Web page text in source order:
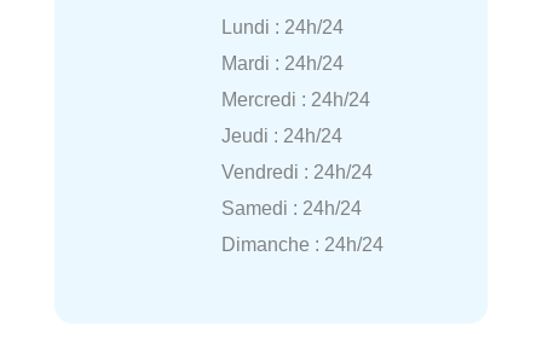
Lundi : 24h/24
Mardi : 24h/24
Mercredi : 24h/24
Jeudi : 24h/24
Vendredi : 24h/24
Samedi : 24h/24
Dimanche : 24h/24